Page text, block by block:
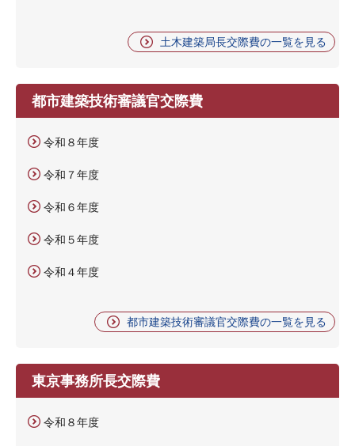
土木建築局長交際費の一覧を見る
都市建築技術審議官交際費
令和８年度
令和７年度
令和６年度
令和５年度
令和４年度
都市建築技術審議官交際費の一覧を見る
東京事務所長交際費
令和８年度